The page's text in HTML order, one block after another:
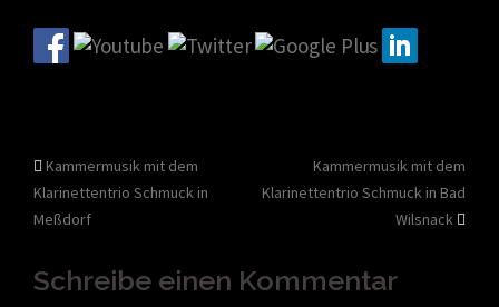
Beitragsnavigation
Kammermusik mit dem
Klarinettentrio Schmuck in
Meßdorf
Kammermusik mit dem
Klarinettentrio Schmuck in Bad
Wilsnack
Schreibe einen Kommentar